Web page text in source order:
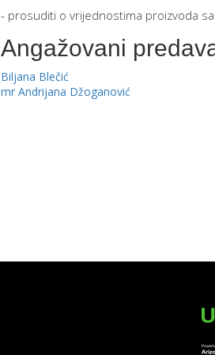
- prosuditi o vrijednostima proizvoda
Angažovani
Biljana Blečić
mr Andrijana Džoganović